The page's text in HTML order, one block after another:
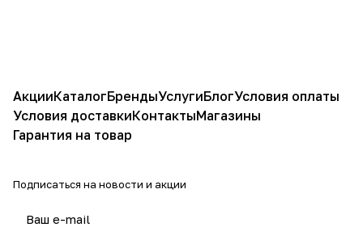
АкцииКаталогБрендыУслугиБлогУсловия оплаты
Условия доставкиКонтактыМагазины
Гарантия на товар
Подписаться на новости и акции